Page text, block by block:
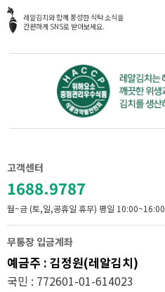
레알김치와 함께 풍성한 식탁 소식을
간편하게 SNS로 받아보세요.
고객센터
1688.9787
월~금 (토,일,공휴일 휴무) 평일 10:00~16:00
무통장 입금계좌
예금주 : 김정원(레알김치)
국민 : 772601-01-614023